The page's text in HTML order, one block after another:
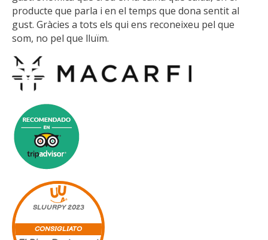
producte que parla i en el temps que dona sentit al
gust. Gràcies a tots els qui ens reconeixeu pel que
som, no pel que lluïm.
SLUURPY2023
CONSIGLIATO